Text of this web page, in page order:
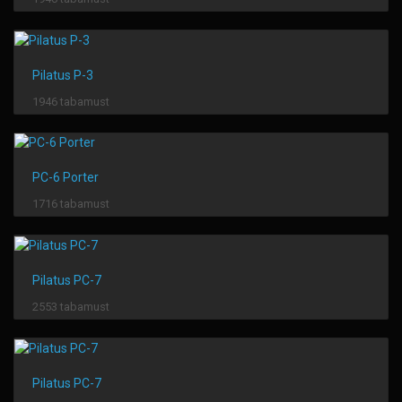
Pilatus P-3
1946 tabamust
PC-6 Porter
1716 tabamust
Pilatus PC-7
2553 tabamust
Pilatus PC-7